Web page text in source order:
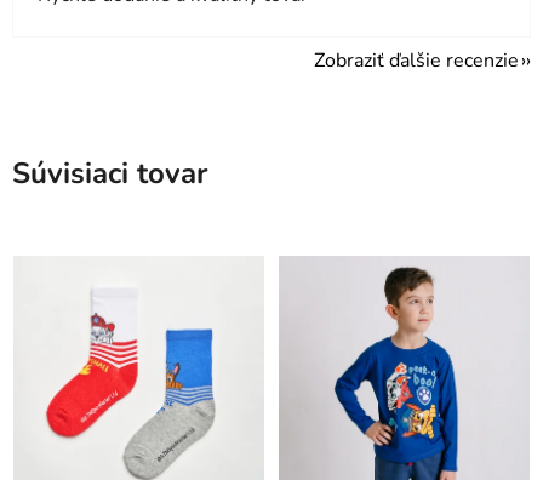
Zobraziť ďalšie recenzie
Súvisiaci tovar